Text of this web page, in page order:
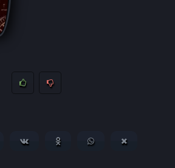
ссылку
Поделиться в Telegram
Поделиться ВКонтактеПоделиться в
Поделиться в